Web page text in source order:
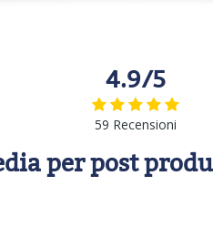
4.9/5
59 Recensioni
per post